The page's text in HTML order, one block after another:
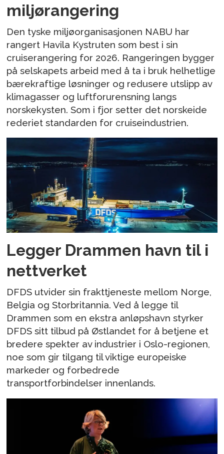
miljørangering
Den tyske miljøorganisasjonen NABU har
rangert Havila Kystruten som best i sin
cruiserangering for 2026. Rangeringen bygger
på selskapets arbeid med å ta i bruk helhetlige
bærekraftige løsninger og redusere utslipp av
klimagasser og luftforurensning langs
norskekysten. Som i fjor setter det norskeide
rederiet standarden for cruiseindustrien.
Legger Drammen havn til i
nettverket
DFDS utvider sin frakttjeneste mellom Norge,
Belgia og Storbritannia. Ved å legge til
Drammen som en ekstra anløpshavn styrker
DFDS sitt tilbud på Østlandet for å betjene et
bredere spekter av industrier i Oslo-regionen,
noe som gir tilgang til viktige europeiske
markeder og forbedrede
transportforbindelser innenlands.